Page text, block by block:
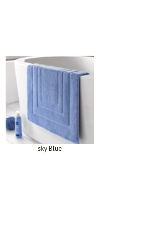
sky Blue